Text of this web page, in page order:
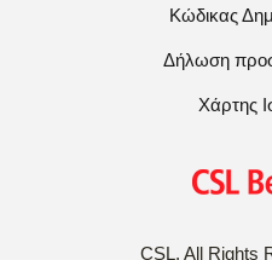
Κώδικας
Δήλωση
Χάρτης
CSL, All Rights